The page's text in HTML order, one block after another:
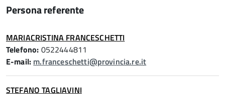
Persona referente
MARIACRISTINA FRANCESCHETTI
Telefono: 0522444811
E-mail: m.franceschetti@provincia.re.it
STEFANO TAGLIAVINI